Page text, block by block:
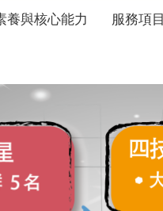
養與核心能力 服務項目